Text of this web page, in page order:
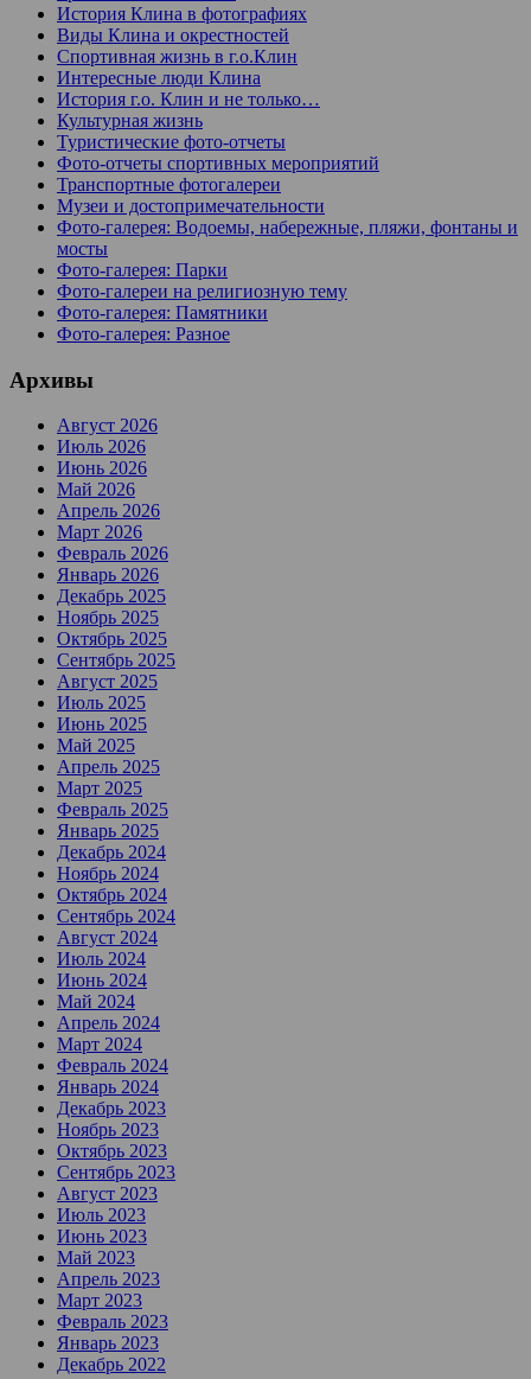
История Клина в фотографиях
Виды Клина и окрестностей
Спортивная жизнь в г.о.Клин
Интересные люди Клина
История г.о. Клин и не только…
Культурная жизнь
Туристические фото-отчеты
Фото-отчеты спортивных мероприятий
Транспортные фотогалереи
Музеи и достопримечательности
Фото-галерея: Водоемы, набережные, пляжи, фонтаны и
мосты
Фото-галерея: Парки
Фото-галереи на религиозную тему
Фото-галерея: Памятники
Фото-галерея: Разное
Архивы
Август 2026
Июль 2026
Июнь 2026
Май 2026
Апрель 2026
Март 2026
Февраль 2026
Январь 2026
Декабрь 2025
Ноябрь 2025
Октябрь 2025
Сентябрь 2025
Август 2025
Июль 2025
Июнь 2025
Май 2025
Апрель 2025
Март 2025
Февраль 2025
Январь 2025
Декабрь 2024
Ноябрь 2024
Октябрь 2024
Сентябрь 2024
Август 2024
Июль 2024
Июнь 2024
Май 2024
Апрель 2024
Март 2024
Февраль 2024
Январь 2024
Декабрь 2023
Ноябрь 2023
Октябрь 2023
Сентябрь 2023
Август 2023
Июль 2023
Июнь 2023
Май 2023
Апрель 2023
Март 2023
Февраль 2023
Январь 2023
Декабрь 2022